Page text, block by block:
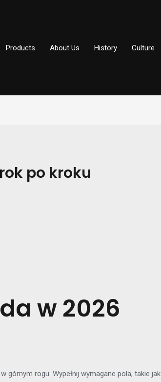
Products About Us History Culture
po kroku
w 2026
rogu. Wypełnij wymagane pola, takie jak